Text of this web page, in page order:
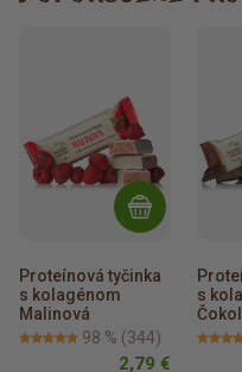
Proteínová tyčinka
s kolagénom
Malinová
98 % (344)
2,79 €
s